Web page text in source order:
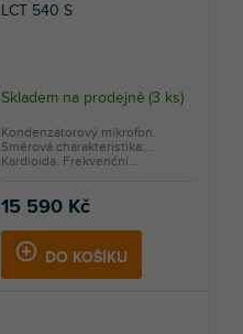
LCT 540 S
Skladem na prodejně (3 ks)
15 590 Kč
DO KOŠÍKU
Kondenzátorový mikrofon.
Směrová charakteristika:
Kardioida. Frekvenční...